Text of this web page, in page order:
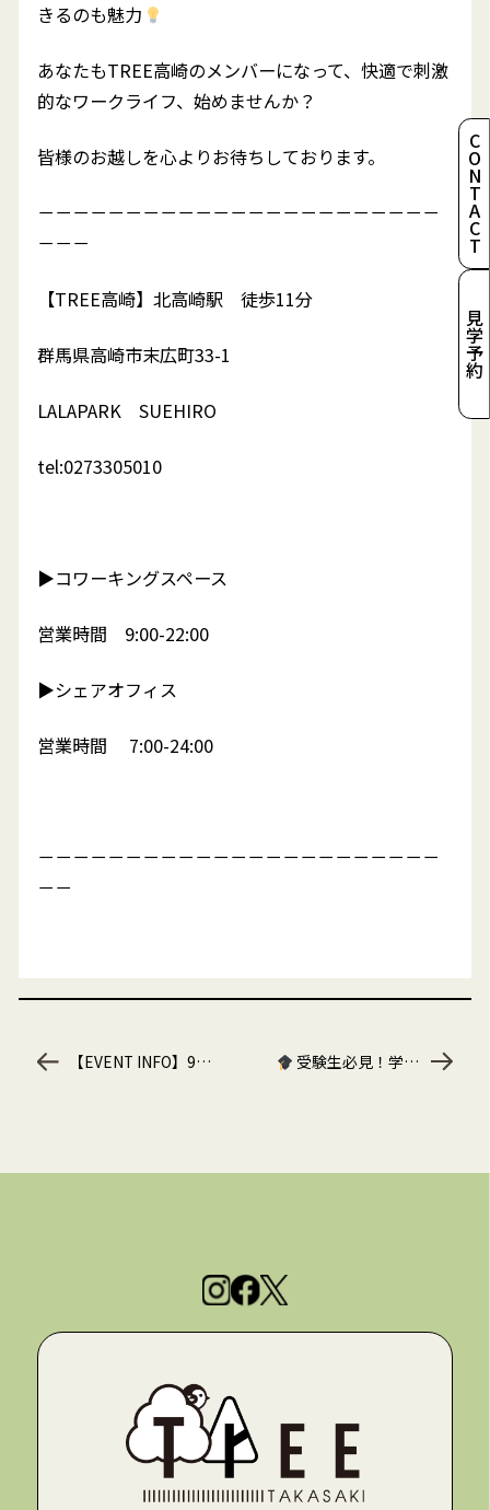
CONTACT
見学予約
きるのも魅力
あなたもTREE高崎のメンバーになって、快適で刺激
的なワークライフ、始めませんか？
皆様のお越しを心よりお待ちしております。
－－－－－－－－－－－－－－－－－－－－－－－
－－－⁡
【TREE高崎】北高崎駅 徒歩11分
群馬県高崎市末広町33-1
LALAPARK SUEHIRO
tel:0273305010
▶︎コワーキングスペース
営業時間 9:00-22:00
▶︎シェアオフィス
営業時間 7:00-24:00
－－－－－－－－－－－－－－－－－－－－－－－
－－
【EVENT INFO】9/16「みちびらき」 受験生必見！学生プラン登場